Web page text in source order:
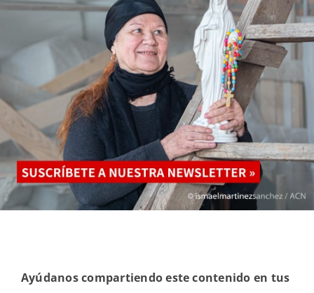
Ayúdanos compartiendo este contenido en tus